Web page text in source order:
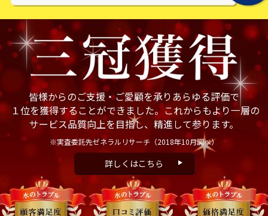
皆様からのご支援・ご愛顧を承りあらゆる評価で
１位を獲得することができました。これからもより一層の
サービス品質向上を目指し、精進して参ります。
※実査委託先ゼネラルリサーチ （2018年10月調べ）
詳しくはこちら